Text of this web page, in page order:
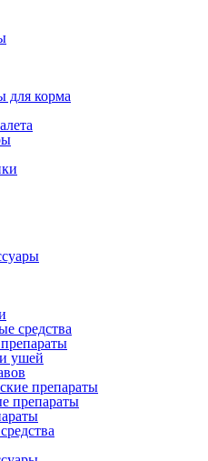
для корма
средства
ушей
препараты
препараты